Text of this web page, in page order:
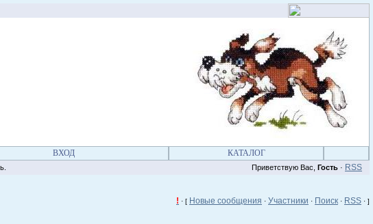
ВХОД КАТАЛОГ
Приветствую Вас, Гость · RSS
! · [ Новые сообщения · Участники · Поиск · RSS · ]